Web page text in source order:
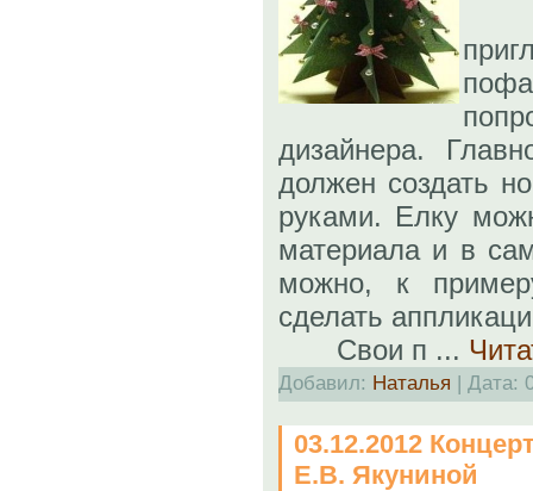
дизайнера.
должен создать
руками. Елку
материала и в
можно, к
сделать
Свои п ...
Добавил: Наталья | Дата:
03.12.2012
Е.В. Якуниной